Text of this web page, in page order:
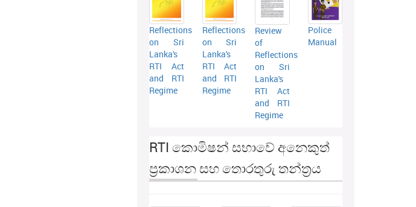
Reflections
on Sri
Lanka's
RTI Act
and RTI
Regime
Reflections
on Sri
Lanka's
RTI Act
and RTI
Regime
Review
of
Reflections
on Sri
Lanka's
RTI Act
and RTI
Regime
Police
Manual
RTI කොමිෂන් සභාවේ අනෙකුත්
ප්‍රකාශන සහ තොරතුරු තන්ත්‍රය